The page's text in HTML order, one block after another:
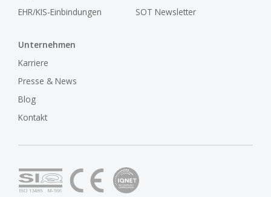
EHR/KIS-Einbindungen
SOT Newsletter
Unternehmen
Karriere
Presse & News
Blog
Kontakt